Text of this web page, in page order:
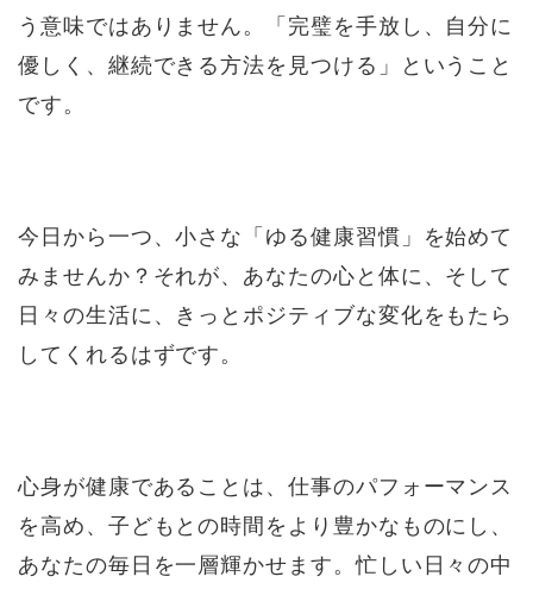
う意味ではありません。「完璧を手放し、自分に
優しく、継続できる方法を見つける」ということ
です。
今日から一つ、小さな「ゆる健康習慣」を始めて
みませんか？それが、あなたの心と体に、そして
日々の生活に、きっとポジティブな変化をもたら
してくれるはずです。
心身が健康であることは、仕事のパフォーマンス
を高め、子どもとの時間をより豊かなものにし、
あなたの毎日を一層輝かせます。忙しい日々の中